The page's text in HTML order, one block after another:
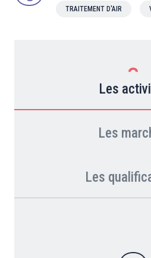
TRAITEMENT D'AIR
Les
Les
Les